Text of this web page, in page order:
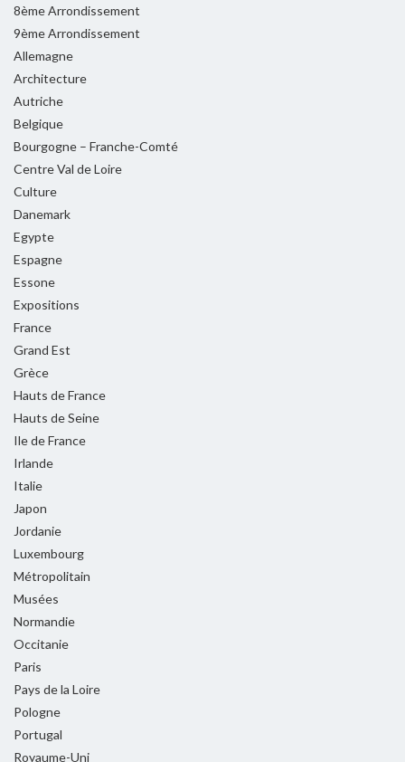
8ème Arrondissement
9ème Arrondissement
Allemagne
Architecture
Autriche
Belgique
Bourgogne – Franche-Comté
Centre Val de Loire
Culture
Danemark
Egypte
Espagne
Essone
Expositions
France
Grand Est
Grèce
Hauts de France
Hauts de Seine
Ile de France
Irlande
Italie
Japon
Jordanie
Luxembourg
Métropolitain
Musées
Normandie
Occitanie
Paris
Pays de la Loire
Pologne
Portugal
Royaume-Uni